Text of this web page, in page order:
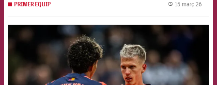
PRIMER EQUIP 15 març 26
FCB Barcelona badge